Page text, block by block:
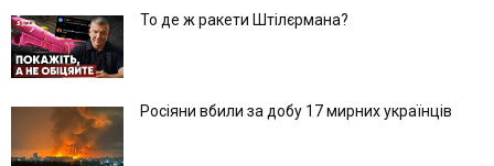
То де ж ракети Штілєрмана?
Росіяни вбили за добу 17 мирних українців